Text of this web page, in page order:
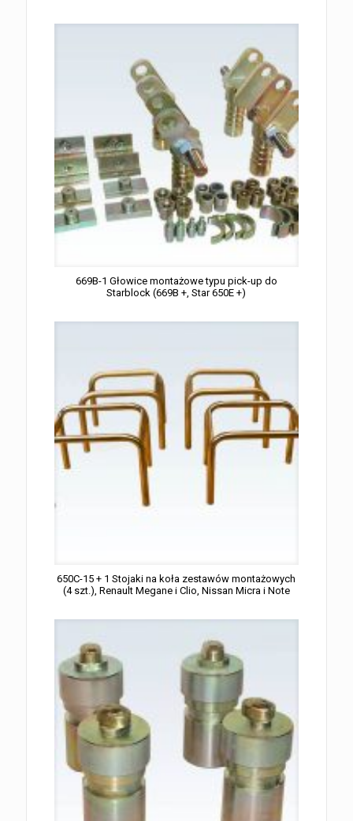
669B-1 Głowice montażowe typu pick-up do
Starblock (669B +, Star 650E +)
650C-15 + 1 Stojaki na koła zestawów montażowych
(4 szt.), Renault Megane i Clio, Nissan Micra i Note